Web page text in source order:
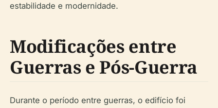
estabilidade e modernidade.
Modificações entre
Guerras e Pós-Guerra
Durante o período entre guerras, o edifício foi